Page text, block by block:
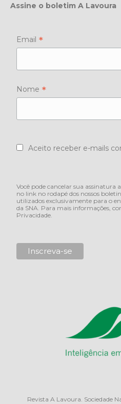
Assine o boletim A Lavoura
Email *
Nome *
Aceito receber e-mails
Você pode cancelar sua
no link no rodapé dos nossos
utilizados exclusivamente para o
da SNA. Para mais informações,
Privacidade
Revista A Lavoura. Sociedade